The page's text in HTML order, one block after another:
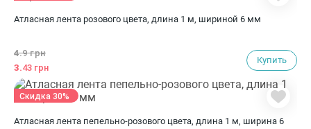
Атласная лента розового цвета, длина 1 м, шириной 6 мм
4.9 грн
3.43 грн
Купить
Атласная лента пепельно-розового цвета, длина 1 м, ширина 6
Скидка 30%